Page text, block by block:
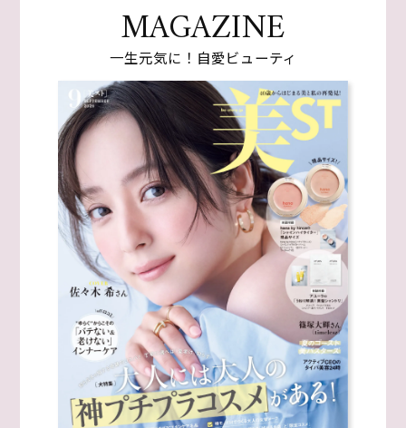
MAGAZINE
一生元気に！自愛ビューティ